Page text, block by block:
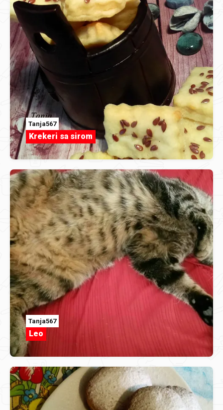
Tanja567
Krekeri sa sirom
Tanja567
Leo